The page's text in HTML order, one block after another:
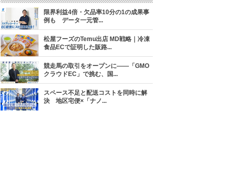
限界利益4倍・欠品率10分の1の成果事
例も データ一元管...
松屋フーズのTemu出店 MD戦略｜冷凍
食品ECで証明した販路...
競走馬の取引をオープンに――「GMO
クラウドEC」で挑む、国...
スペース不足と配送コストを同時に解
決 地区宅便×「ナノ...